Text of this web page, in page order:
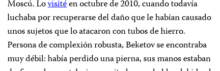
Moscú. Lovisitéen octubre de 2010, cuando todavía
luchaba por recuperarse del daño que le habían causado
unos sujetos que lo atacaron con tubos de hierro.
Persona de complexión robusta, Beketov se encontraba
muy débil: había perdido una pierna, sus manos estaban